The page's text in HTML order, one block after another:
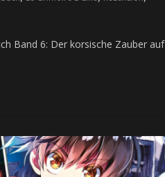
Band 6: Der korsische Zauber auf